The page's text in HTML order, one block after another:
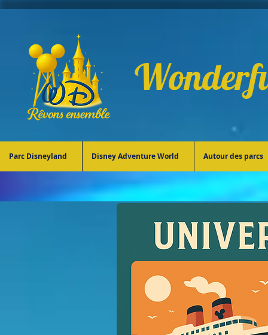
Parc Disneyland Disney Adventure World Autour des parcs